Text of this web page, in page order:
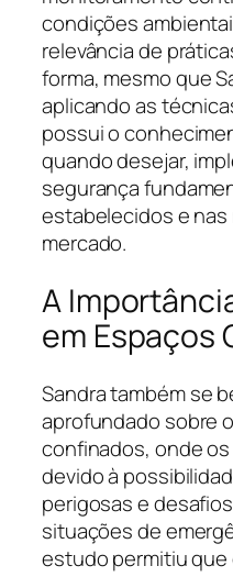
condições
relevância de
forma, mesmo que
aplicando as
possui o
quando desejar,
segurança
estabelecidos e
mercado.
A
em Espaços
Sandra também se
aprofundado sobre
confinados, onde
devido à
perigosas e
situações de
estudo permitiu